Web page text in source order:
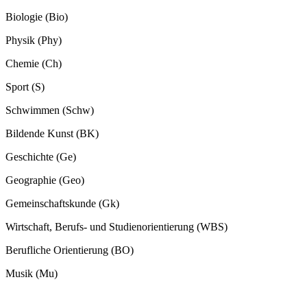
Biologie (Bio)
Physik (Phy)
Chemie (Ch)
Sport (S)
Schwimmen (Schw)
Bildende Kunst (BK)
Geschichte (Ge)
Geographie (Geo)
Gemeinschaftskunde (Gk)
Wirtschaft, Berufs- und Studienorientierung (WBS)
Berufliche Orientierung (BO)
Musik (Mu)